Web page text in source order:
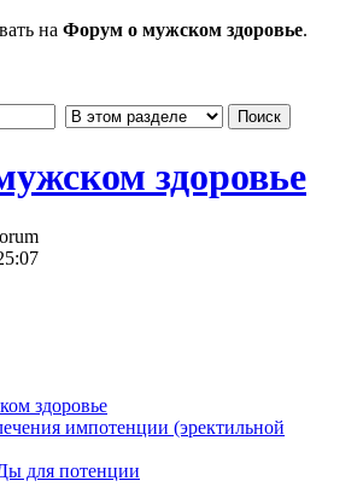
на Форум о мужском здоровье.
здоровье
здоровье
импотенции (эректильной
для потенции